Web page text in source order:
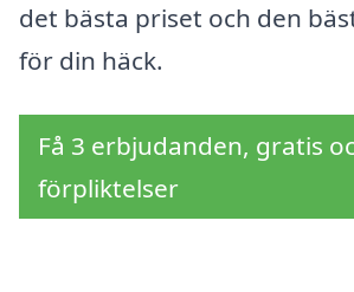
det bästa priset och den
för din häck.
Få 3 erbjudanden, gratis
förpliktelser